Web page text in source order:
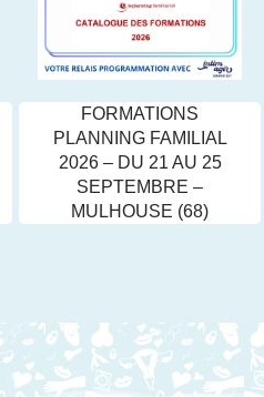
FORMATIONS
PLANNING FAMILIAL
2026 – DU 21 AU 25
SEPTEMBRE –
MULHOUSE (68)